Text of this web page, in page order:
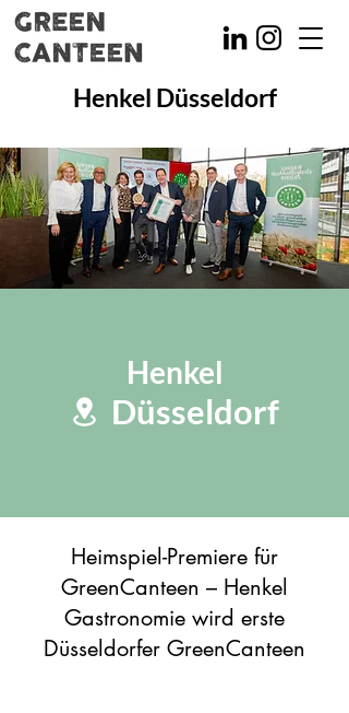
Henkel Düsseldorf
Henkel
Düsseldorf
Heimspiel-Premiere für
GreenCanteen – Henkel
Gastronomie wird erste
Düsseldorfer GreenCanteen